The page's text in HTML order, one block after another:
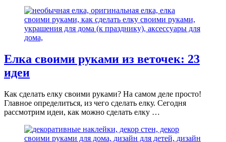
Елка своими руками из веточек: 23
идеи
Как сделать елку своими руками? На самом деле просто!
Главное определиться, из чего сделать елку. Сегодня
рассмотрим идеи, как можно сделать елку …